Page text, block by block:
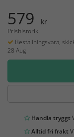
579 kr
Prishistorik
Beställningsvara,
28 Aug
Handla tryggt
Alltid fri frakt